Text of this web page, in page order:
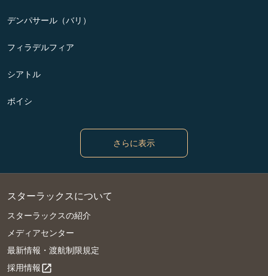
デンパサール（バリ）
フィラデルフィア
シアトル
ボイシ
さらに表示
スターラックスについて
スターラックスの紹介
メディアセンター
最新情報・渡航制限規定
採用情報open_in_new